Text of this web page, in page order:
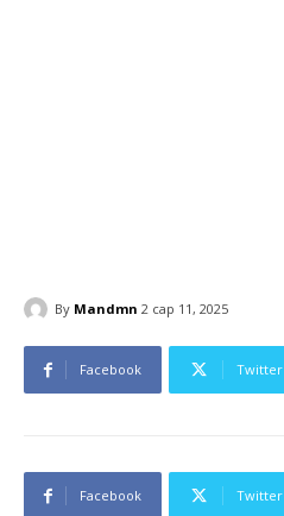
By Mandmn 2 сар 11, 2025
Facebook Twitter
Facebook Twitter